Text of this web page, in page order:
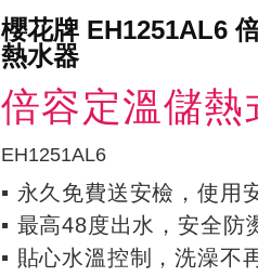
櫻花牌 EH1251AL6
熱水器
倍容定溫儲熱
EH1251AL6
▪ 永久免費送安檢，使用
▪ 最高48度出水，安全防
▪ 貼心水溫控制，洗澡不